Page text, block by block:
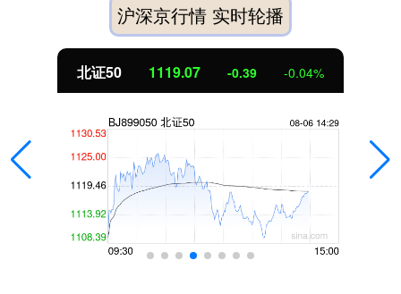
沪深京行情 实时轮播
北证50 1119.17 -0.29 -0.03%